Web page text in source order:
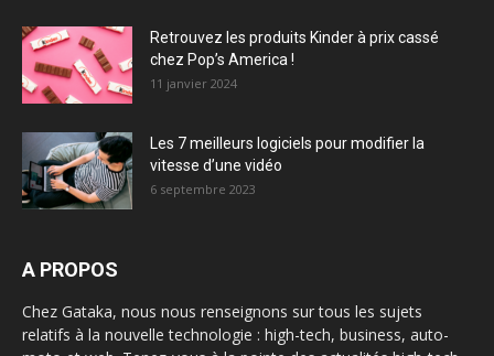
Retrouvez les produits Kinder à prix cassé
chez Pop’s America !
11 janvier 2024
Les 7 meilleurs logiciels pour modifier la
vitesse d’une vidéo
6 septembre 2023
A PROPOS
Chez Gataka, nous nous renseignons sur tous les sujets
relatifs à la nouvelle technologie : high-tech, business, auto-